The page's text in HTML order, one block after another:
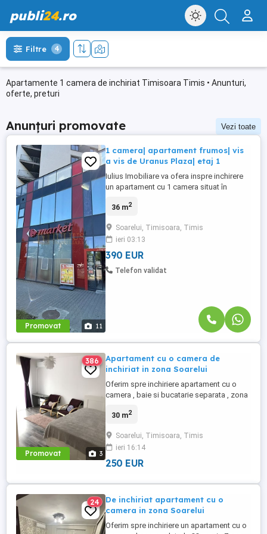
publi24.ro
Apartamente 1 camera de inchiriat Timisoara Timis • Anunturi,
oferte, preturi
Filtre 4
Anunțuri promovate Vezi toate
Promovat 11
1 camera| apartament frumos| vis
a vis de Uranus Plaza| etaj 1
Iulius Imobiliare va ofera inspre inchirere
un apartament cu 1 camera situat în
Aleea Cristalului, etaj 1 Zona Cartierul
Timisoara , este destinat celor care
doresc sa se mute într-un cartier sigur cu
toate facilitatile ...
36 m2
Soarelui, Timisoara, Timis
ieri 03:13
390 EUR
Telefon validat
Promovat 3
386
Apartament cu o camera de
inchiriat in zona Soarelui
Oferim spre inchiriere apartament cu o
camera , baie si bucatarie separata , zona
centrala proprie pe gaz , dispune de
masina de spalat etc Suprafata 27 mp
30 m2
Soarelui, Timisoara, Timis
ieri 16:14
250 EUR
24
De inchiriat apartament cu o
camera in zona Soarelui
Oferim spre inchiriere un apartament cu o